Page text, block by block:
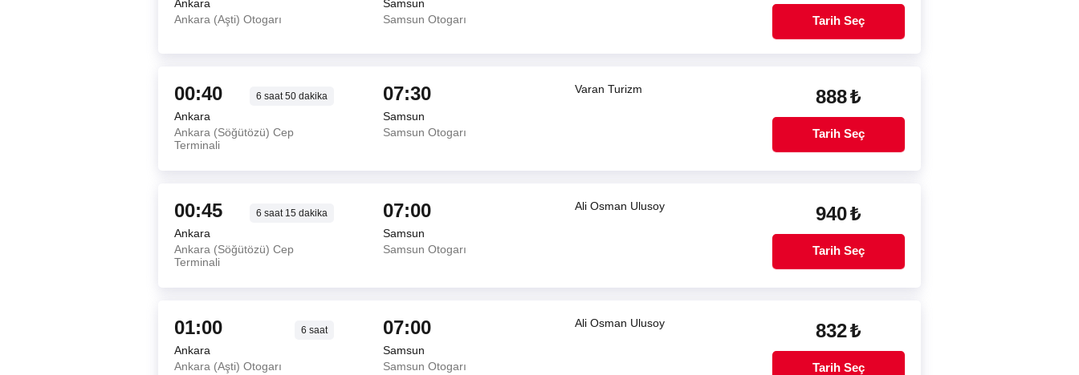
Ankara
Ankara (Aşti) Otogarı
Samsun
Samsun Otogarı
Tarih Seç
00:40 6 saat50 dakika
Ankara
Ankara (Söğütözü) Cep
Terminali
07:30
Samsun
Samsun Otogarı
Varan Turizm 888₺
Tarih Seç
00:45 6 saat15 dakika
Ankara
Ankara (Söğütözü) Cep
Terminali
07:00
Samsun
Samsun Otogarı
Ali Osman Ulusoy 940₺
Tarih Seç
01:00 6 saat
Ankara
Ankara (Aşti) Otogarı
07:00
Samsun
Samsun Otogarı
Ali Osman Ulusoy 832₺
Tarih Seç